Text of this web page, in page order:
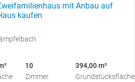
mit Anbau auf
kaufen
10
Zimmer
394,00 m²
Grundstücksfläche